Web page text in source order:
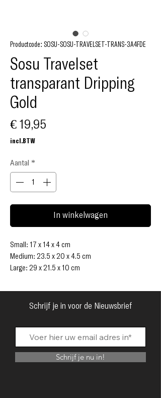
Productcode: SOSU-SOSU-TRAVELSET-TRANS-3A4FDE
Sosu Travelset
transparant Dripping
Gold
€ 19,95
incl.BTW
Aantal *
In winkelwagen
Small: 17 x 14 x 4 cm
Medium: 23.5 x 20 x 4.5 cm
Large: 29 x 21.5 x 10 cm
Of het nu een vakantie of een verblijf is, onze
driedelige reistas is de ultieme metgezel als het
te graven voor je schoonheidsproducten. De
driedelige et kan worden gebruikt als 3
afzonderlijke tassen of samen worden verpakt
voor opslag onderweg! De transparante panelen
Schrijf je in voor de Nieuwsbrief
Schrijf je nu in!